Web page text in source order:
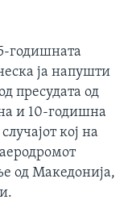
годишната
ја напушти
пресудата од
и 10-годишна
кој на
од Македонија,